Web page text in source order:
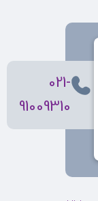
021-
91009310